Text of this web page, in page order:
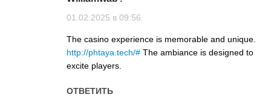
01.02.2025 в 09:56
The casino experience is memorable and unique.
http://phtaya.tech/# The ambiance is designed to
excite players.
ОТВЕТИТЬ